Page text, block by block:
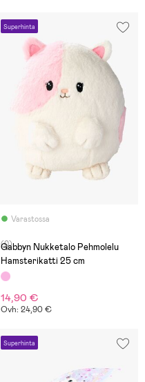
Superhinta
Varastossa
(0)
Gabbyn Nukketalo Pehmolelu
Hamsterikatti 25 cm
14,90 €
Ovh: 24,90 €
Superhinta